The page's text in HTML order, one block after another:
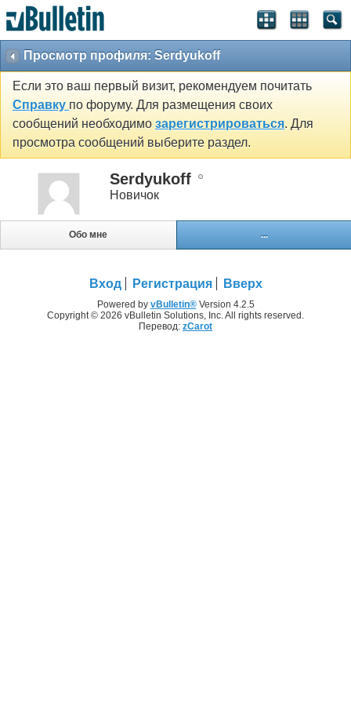
Просмотр профиля: Serdyukoff
Если это ваш первый визит, рекомендуем почитать
Справку по форуму. Для размещения своих
сообщений необходимо зарегистрироваться. Для
просмотра сообщений выберите раздел.
Serdyukoff
Новичок
Обо мне ...
Вход Регистрация Вверх
Powered by vBulletin®Version 4.2.5
Copyright © 2026 vBulletin Solutions, Inc. All rights reserved.
Перевод: zCarot